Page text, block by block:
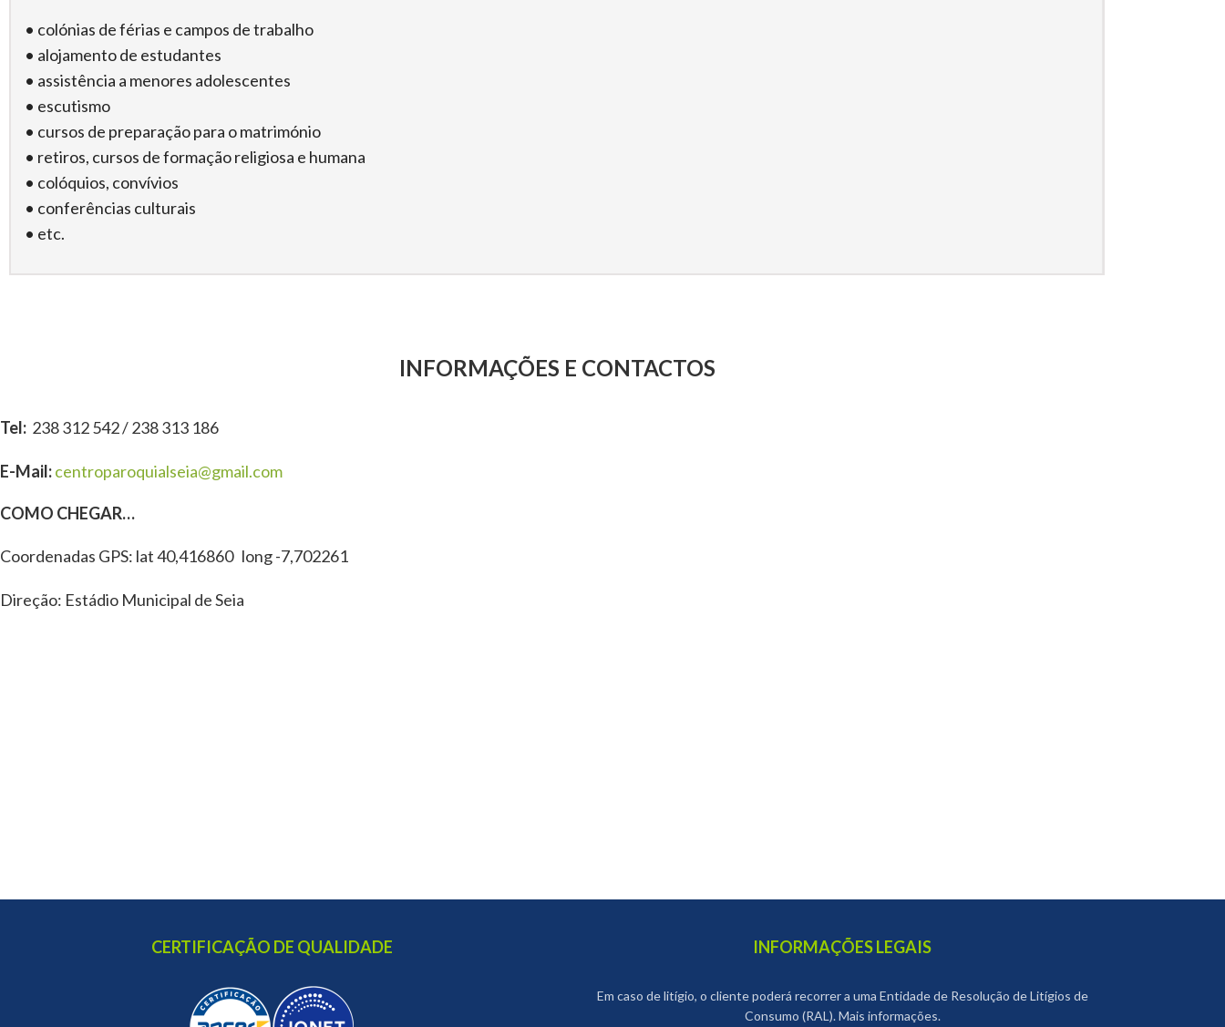
• colónias de férias e campos de trabalho
• alojamento de estudantes
• assistência a menores adolescentes
• escutismo
• cursos de preparação para o matrimónio
• retiros, cursos de formação religiosa e humana
• colóquios, convívios
• conferências culturais
• etc.
INFORMAÇÕES E CONTACTOS
Tel: 238 312 542 / 238 313 186
E-Mail:centroparoquialseia@gmail.com
COMO CHEGAR…
Coordenadas GPS: lat 40,416860 long -7,702261
Direção: Estádio Municipal de Seia
CERTIFICAÇÃO DE QUALIDADE INFORMAÇÕES LEGAIS
Em caso de litígio, o cliente poderá recorrer a uma Entidade de Resolução de Litígios de
Consumo (RAL). Mais informações.